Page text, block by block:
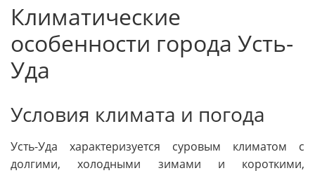
Климатические
особенности города Усть-
Уда
Условия климата и погода
Усть-Уда характеризуется суровым климатом с
долгими, холодными зимами и короткими,